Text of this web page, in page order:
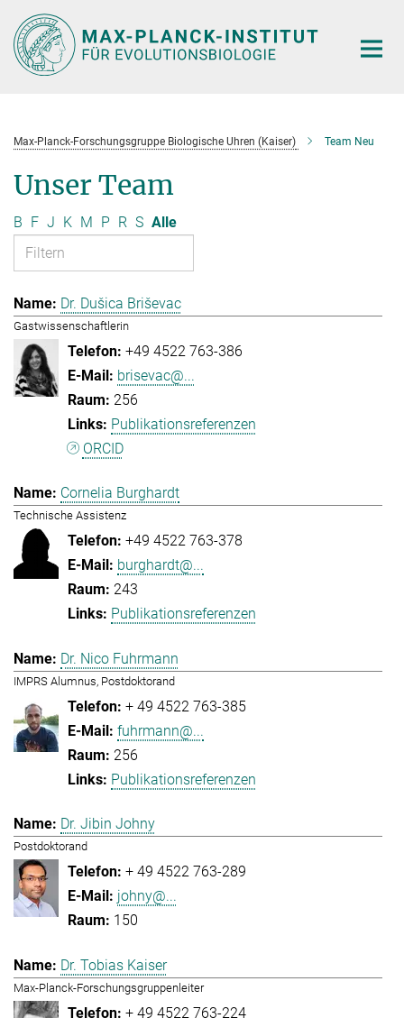
Hauptinhalt
Max-Planck-Forschungsgruppe Biologische Uhren (Kaiser) Team Neu
Unser Team
B F J K M P R S Alle
Dr. Dušica Briševac
Gastwissenschaftlerin
+49 4522 763-386
brisevac@...
256
Publikationsreferenzen
ORCID
Cornelia Burghardt
Technische Assistenz
+49 4522 763-378
burghardt@...
243
Publikationsreferenzen
Dr. Nico Fuhrmann
IMPRS Alumnus, Postdoktorand
+ 49 4522 763-385
fuhrmann@...
256
Publikationsreferenzen
Dr. Jibin Johny
Postdoktorand
+ 49 4522 763-289
johny@...
150
Dr. Tobias Kaiser
Max-Planck-Forschungsgruppenleiter
+ 49 4522 763-224